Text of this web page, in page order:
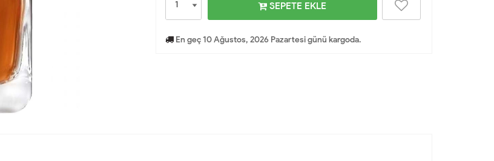
SEPETE EKLE
En geç 10 Ağustos, 2026 Pazartesi günü kargoda.